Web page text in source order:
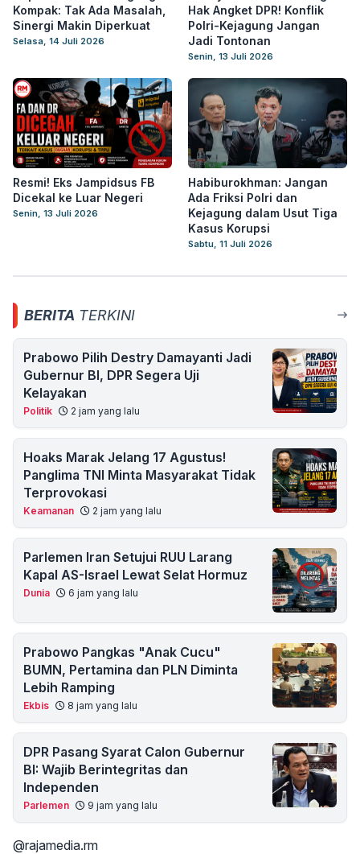
Kompak: Tak Ada Masalah,
Sinergi Makin Diperkuat
Selasa, 14 Juli 2026
Hak Angket DPR! Konflik
Polri-Kejagung Jangan
Jadi Tontonan
Senin, 13 Juli 2026
Resmi! Eks Jampidsus FB
Dicekal ke Luar Negeri
Senin, 13 Juli 2026
Habiburokhman: Jangan
Ada Friksi Polri dan
Kejagung dalam Usut Tiga
Kasus Korupsi
Sabtu, 11 Juli 2026
BERITA TERKINI
Prabowo Pilih Destry Damayanti Jadi
Gubernur BI, DPR Segera Uji
Kelayakan
Politik 2 jam yang lalu
Hoaks Marak Jelang 17 Agustus!
Panglima TNI Minta Masyarakat Tidak
Terprovokasi
Keamanan 2 jam yang lalu
Parlemen Iran Setujui RUU Larang
Kapal AS-Israel Lewat Selat Hormuz
Dunia 6 jam yang lalu
Prabowo Pangkas "Anak Cucu"
BUMN, Pertamina dan PLN Diminta
Lebih Ramping
Ekbis 8 jam yang lalu
DPR Pasang Syarat Calon Gubernur
BI: Wajib Berintegritas dan
Independen
Parlemen 9 jam yang lalu
@rajamedia.rm